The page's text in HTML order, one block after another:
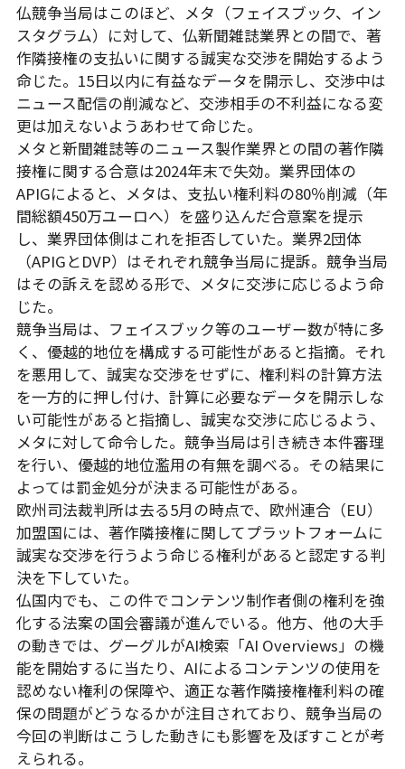
仏競争当局はこのほど、メタ（フェイスブック、イン
スタグラム）に対して、仏新聞雑誌業界との間で、著
作隣接権の支払いに関する誠実な交渉を開始するよう
命じた。15日以内に有益なデータを開示し、交渉中は
ニュース配信の削減など、交渉相手の不利益になる変
更は加えないようあわせて命じた。
メタと新聞雑誌等のニュース製作業界との間の著作隣
接権に関する合意は2024年末で失効。業界団体の
APIGによると、メタは、支払い権利料の80％削減（年
間総額450万ユーロへ）を盛り込んだ合意案を提示
し、業界団体側はこれを拒否していた。業界2団体
（APIGとDVP）はそれぞれ競争当局に提訴。競争当局
はその訴えを認める形で、メタに交渉に応じるよう命
じた。
競争当局は、フェイスブック等のユーザー数が特に多
く、優越的地位を構成する可能性があると指摘。それ
を悪用して、誠実な交渉をせずに、権利料の計算方法
を一方的に押し付け、計算に必要なデータを開示しな
い可能性があると指摘し、誠実な交渉に応じるよう、
メタに対して命令した。競争当局は引き続き本件審理
を行い、優越的地位濫用の有無を調べる。その結果に
よっては罰金処分が決まる可能性がある。
欧州司法裁判所は去る5月の時点で、欧州連合（EU）
加盟国には、著作隣接権に関してプラットフォームに
誠実な交渉を行うよう命じる権利があると認定する判
決を下していた。
仏国内でも、この件でコンテンツ制作者側の権利を強
化する法案の国会審議が進んでいる。他方、他の大手
の動きでは、グーグルがAI検索「AI Overviews」の機
能を開始するに当たり、AIによるコンテンツの使用を
認めない権利の保障や、適正な著作隣接権権利料の確
保の問題がどうなるかが注目されており、競争当局の
今回の判断はこうした動きにも影響を及ぼすことが考
えられる。